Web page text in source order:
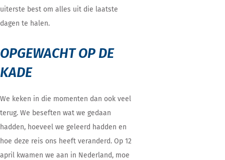
uiterste best om alles uit die laatste
dagen te halen.
OPGEWACHT OP DE
KADE
We keken in die momenten dan ook veel
terug. We beseften wat we gedaan
hadden, hoeveel we geleerd hadden en
hoe deze reis ons heeft veranderd. Op 12
april kwamen we aan in Nederland, moe